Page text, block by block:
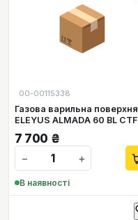
📦
00-00115338
Газова варильна поверхня
ELEYUS ALMADA 60 BL CTF
7 700 ₴
−
+
В наявності